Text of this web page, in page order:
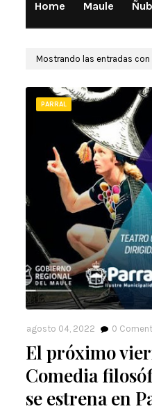
Home Maule
Mostrando las entradas con
PARRAL
agosto 04, 2022 0
El próximo
Comedia
se estrena en